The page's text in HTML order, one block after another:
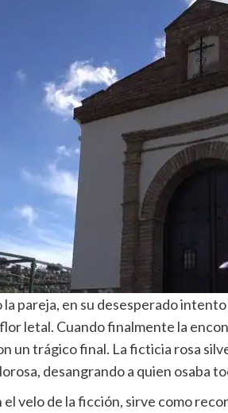
pareja, en su desesperado
letal. Cuando finalmente la
un trágico final. La ficticia rosa
desangrando a quien osaba
velo de la ficción, sirve como